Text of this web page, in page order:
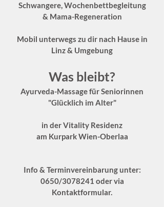
Schwangere,Wochenbettbegleitung
& Mama-Regeneration
Mobil unterwegs zu dir nach Hause in
Linz & Umgebung
Was bleibt?
Ayurveda-Massage für Seniorinnen
"Glücklich im Alter"
in der Vitality Residenz
am Kurpark Wien-Oberlaa
Info & Terminvereinbarung unter:
0650/3078241 oder via
Kontaktformular.